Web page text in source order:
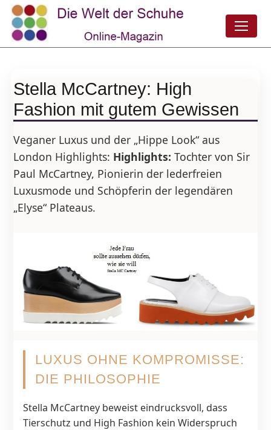
Stella McCartney: High
Fashion mit gutem Gewissen
Veganer Luxus und der „Hippe Look“ aus
London Highlights: Highlights: Tochter von Sir
Paul McCartney, Pionierin der lederfreien
Luxusmode und Schöpferin der legendären
„Elyse“ Plateaus.
LUXUS OHNE KOMPROMISSE:
DIE PHILOSOPHIE
Stella McCartney beweist eindrucksvoll, dass
Tierschutz und High Fashion kein Widerspruch